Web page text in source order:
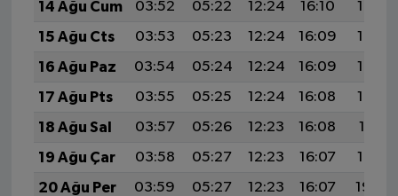
14 Ağu Cum
03:52 05:22 12:24 16:10
19:16
15 Ağu Cts
03:53 05:23 12:24 16:09
19:15
16 Ağu Paz
03:54 05:24 12:24 16:09
19:14
17 Ağu Pts
03:55 05:25 12:24 16:08
19:13
18 Ağu Sal
03:57 05:26 12:23 16:08
19:11
19 Ağu Çar
03:58 05:27 12:23 16:07
19:10
20 Ağu Per
03:59 05:27 12:23 16:07
19:09